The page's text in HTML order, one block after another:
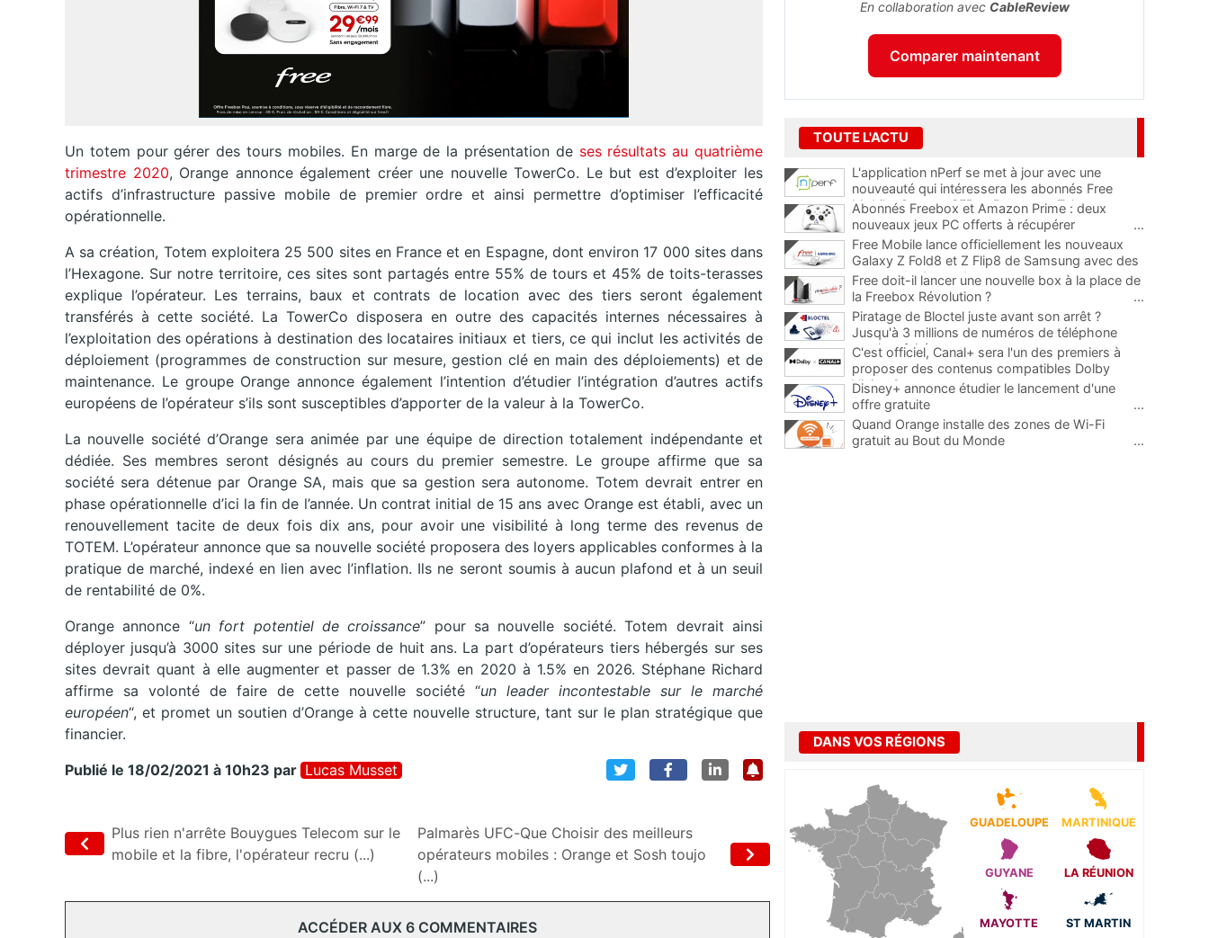
Un totem pour gérer des tours mobiles. En marge de la présentation de ses résultats au quatrième
trimestre 2020, Orange annonce également créer une nouvelle TowerCo. Le but est d’exploiter les
actifs d’infrastructure passive mobile de premier ordre et ainsi permettre d’optimiser l’efficacité
opérationnelle.
A sa création, Totem exploitera 25 500 sites en France et en Espagne, dont environ 17 000 sites dans
l’Hexagone. Sur notre territoire, ces sites sont partagés entre 55% de tours et 45% de toits-terasses
explique l’opérateur. Les terrains, baux et contrats de location avec des tiers seront également
transférés à cette société. La TowerCo disposera en outre des capacités internes nécessaires à
l’exploitation des opérations à destination des locataires initiaux et tiers, ce qui inclut les activités de
déploiement (programmes de construction sur mesure, gestion clé en main des déploiements) et de
maintenance. Le groupe Orange annonce également l’intention d’étudier l’intégration d’autres actifs
européens de l’opérateur s’ils sont susceptibles d’apporter de la valeur à la TowerCo.
La nouvelle société d’Orange sera animée par une équipe de direction totalement indépendante et
dédiée. Ses membres seront désignés au cours du premier semestre. Le groupe affirme que sa
société sera détenue par Orange SA, mais que sa gestion sera autonome. Totem devrait entrer en
phase opérationnelle d’ici la fin de l’année. Un contrat initial de 15 ans avec Orange est établi, avec un
renouvellement tacite de deux fois dix ans, pour avoir une visibilité à long terme des revenus de
TOTEM. L’opérateur annonce que sa nouvelle société proposera des loyers applicables conformes à la
pratique de marché, indexé en lien avec l’inflation. Ils ne seront soumis à aucun plafond et à un seuil
de rentabilité de 0%.
Orange annonce “un fort potentiel de croissance” pour sa nouvelle société. Totem devrait ainsi
déployer jusqu’à 3000 sites sur une période de huit ans. La part d’opérateurs tiers hébergés sur ses
sites devrait quant à elle augmenter et passer de 1.3% en 2020 à 1.5% en 2026. Stéphane Richard
affirme sa volonté de faire de cette nouvelle société “un leader incontestable sur le marché
européen“, et promet un soutien d’Orange à cette nouvelle structure, tant sur le plan stratégique que
financier.
Publié le 18/02/2021 à 10h23 par Lucas Musset
Plus rien n'arrête Bouygues Telecom sur le
mobile et la fibre, l'opérateur recru (...)
Palmarès UFC-Que Choisir des meilleurs
opérateurs mobiles : Orange et Sosh toujo
(...)
ACCÉDER AUX 6 COMMENTAIRES
En collaboration avec CableReview
Comparer maintenant
TOUTE L'ACTU
L'application nPerf se met à jour avec une
nouveauté qui intéressera les abonnés Free
Mobile, Orange, SFR et Bouygues Telecom
Abonnés Freebox et Amazon Prime : deux
nouveaux jeux PC offerts à récupérer
...
Free Mobile lance officiellement les nouveaux
Galaxy Z Fold8 et Z Flip8 de Samsung avec des
promos et des cadeaux
...
Free doit-il lancer une nouvelle box à la place de
la Freebox Révolution ?
...
Piratage de Bloctel juste avant son arrêt ?
Jusqu'à 3 millions de numéros de téléphone
auraient fuité
C'est officiel, Canal+ sera l'un des premiers à
proposer des contenus compatibles Dolby
Vision 2
Disney+ annonce étudier le lancement d'une
offre gratuite
...
Quand Orange installe des zones de Wi-Fi
gratuit au Bout du Monde
...
DANS VOS RÉGIONS
GUADELOUPE MARTINIQUE
GUYANE LA RÉUNION
MAYOTTE ST MARTIN